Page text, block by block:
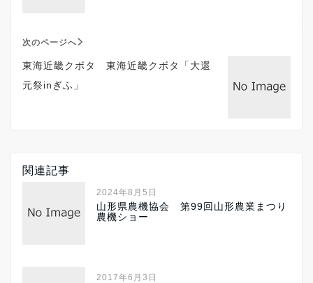
次のページへ
東海近畿クボタ 東海近畿クボタ「大還
元祭inぎふ」
関連記事
2024年8月5日
山形県農機協会 第99回山形農業まつり
農機ショー
2017年6月3日